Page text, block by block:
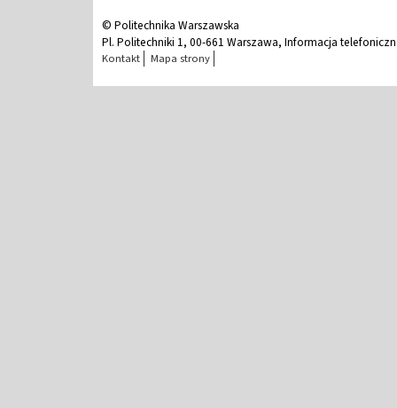
© Politechnika Warszawska
Pl. Politechniki 1, 00-661 Warszawa, Informacja
Kontakt Mapa strony